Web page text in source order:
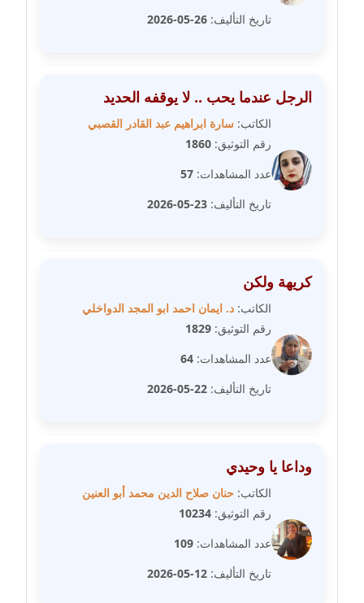
عاملة
مدونة رشا شمس الدين
عاملة
مدونة رشا كمال
عاملة
مدونة رشيد سبابو
عاملة
مدونة رفعت عراقي
عاملة
مدونة ريهام الخميسي
عاملة
مدونة زينات مطاوع
تاريخ التأليف: 26-05-2026
الرجل عندما يحب .. لا يوقفه الحديد
الكاتب: سارة ابراهيم عبد القادر القصبي
رقم التوثيق: 1860
عدد المشاهدات: 57
تاريخ التأليف: 23-05-2026
كريهة ولكن
الكاتب: د. ايمان احمد ابو المجد الدواخلي
رقم التوثيق: 1829
عدد المشاهدات: 64
تاريخ التأليف: 22-05-2026
وداعا يا وحيدي
الكاتب: حنان صلاح الدين محمد أبو العنين
رقم التوثيق: 10234
عدد المشاهدات: 109
تاريخ التأليف: 12-05-2026